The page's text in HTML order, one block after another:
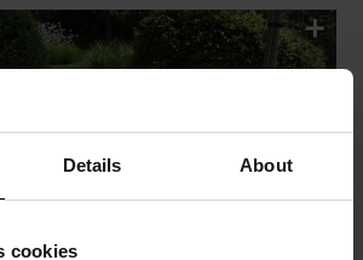
Details About
cookies